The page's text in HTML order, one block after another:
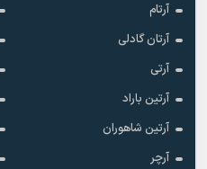
آرتام
آرتان گادلی
آرتی
آرتین باراد
آرتین شاهوران
آرچر